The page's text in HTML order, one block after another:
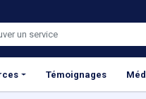
Témoignages